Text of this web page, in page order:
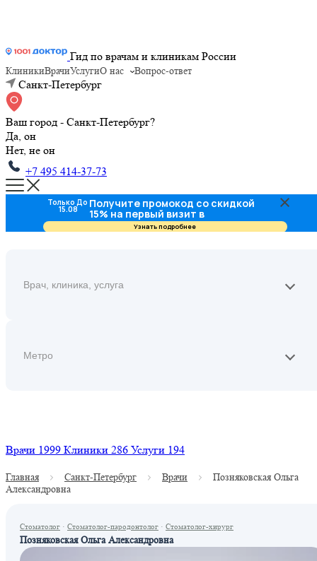
Гид по врачам и клиникам России
КлиникиВрачиУслугиО нас Вопрос-ответ
Санкт-Петербург
Ваш город - Санкт-Петербург?
Да, он
Нет, не он
+7 495 414-37-73
Врачи 1999 Клиники 286 Услуги 194
Главная Санкт-Петербург Врачи
Позняковская Ольга
Александровна
Стоматолог · Стоматолог-пародонтолог · Стоматолог-хирург
Позняковская Ольга Александровна
Только До
15.08 Получите промокод со скидкой
15% на первый визит в
стоматологию
Узнать подробнее